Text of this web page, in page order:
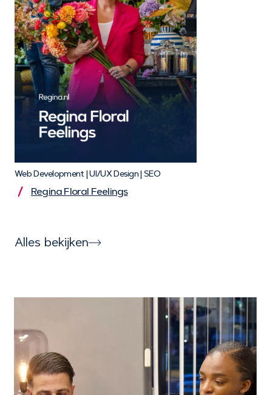
Alles bekijken
Web Development | UI/UX Design | SEO
Regina Floral Feelings